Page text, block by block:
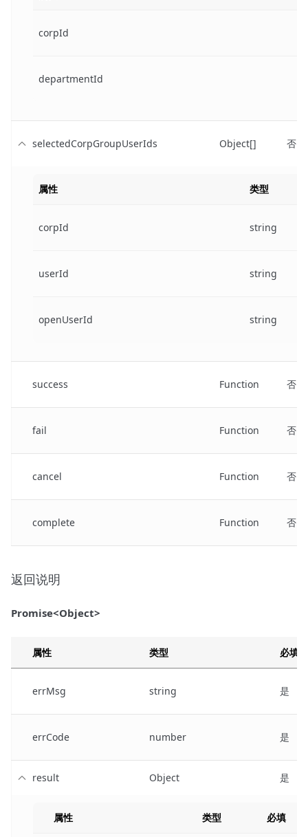
corpId
departmentId
selectedCorpGroupUserIds Object[] 否
属性 类型
corpId string
userId string
openUserId string
success Function 否
fail Function 否
cancel Function 否
complete Function 否
返回说明
Promise<Object>
属性 类型 必填
errMsg string 是
errCode number 是
result Object 是
属性 类型 必填